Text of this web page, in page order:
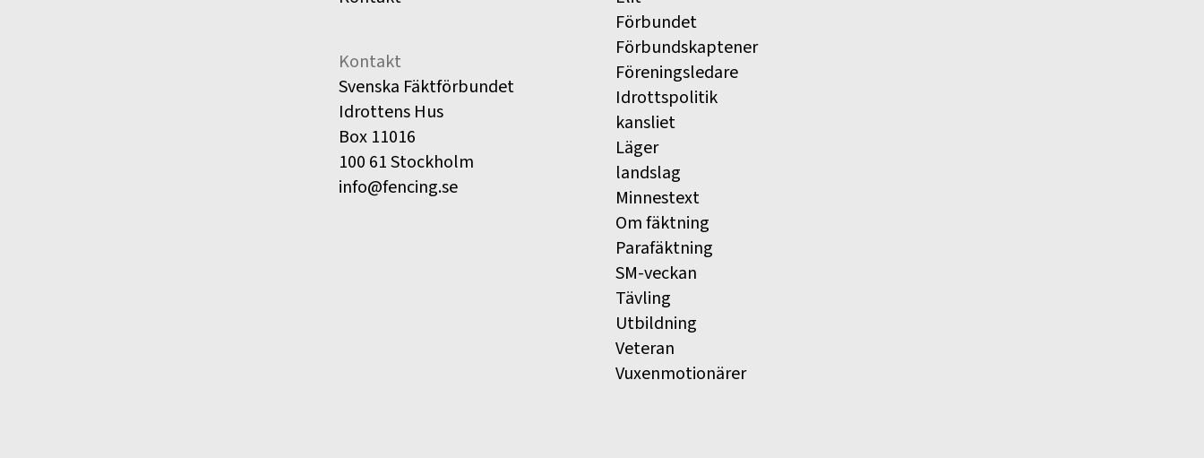
Kontakt
Svenska Fäktförbundet
Idrottens Hus
Box 11016
100 61 Stockholm
info@fencing.se
Förbundet
Förbundskaptener
Föreningsledare
Idrottspolitik
kansliet
Läger
landslag
Minnestext
Om fäktning
Parafäktning
SM-veckan
Tävling
Utbildning
Veteran
Vuxenmotionärer